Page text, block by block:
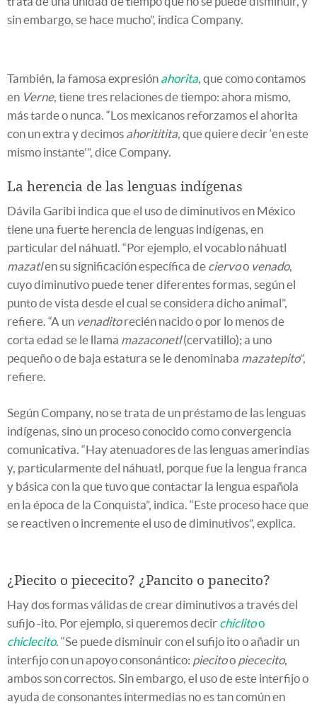
sin embargo, se hace mucho”, indica Company.
También, la famosa expresión ahorita, que como contamos
en Verne, tiene tres relaciones de tiempo: ahora mismo,
más tarde o nunca. “Los mexicanos reforzamos el ahorita
con un extra y decimos ahorititita, que quiere decir ‘en este
mismo instante’”, dice Company.
La herencia de las lenguas indígenas
Dávila Garibi indica que el uso de diminutivos en México
tiene una fuerte herencia de lenguas indígenas, en
particular del náhuatl. “Por ejemplo, el vocablo náhuatl
mazatlen su significación específica de ciervoo venado,
cuyo diminutivo puede tener diferentes formas, según el
punto de vista desde el cual se considera dicho animal”,
refiere. “A un venaditorecién nacido o por lo menos de
corta edad se le llama mazaconetl(cervatillo); a uno
pequeño o de baja estatura se le denominaba mazatepito”,
refiere.
Según Company, no se trata de un préstamo de las lenguas
indígenas, sino un proceso conocido como convergencia
comunicativa. “Hay atenuadores de las lenguas amerindias
y, particularmente del náhuatl, porque fue la lengua franca
y básica con la que tuvo que contactar la lengua española
en la época de la Conquista”, indica. “Este proceso hace que
se reactiven o incremente el uso de diminutivos”, explica.
¿Piecito o piececito? ¿Pancito o panecito?
Hay dos formas válidas de crear diminutivos a través del
sufijo -ito. Por ejemplo, si queremos decir chiclitoo
chiclecito. “Se puede disminuir con el sufijo ito o añadir un
interfijo con un apoyo consonántico: piecitoo piececito,
ambos son correctos. Sin embargo, el uso de este interfijo o
ayuda de consonantes intermedias no es tan común en